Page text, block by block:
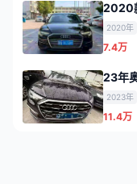
2020
2020年
7.4万
23年
2023年
11.4万